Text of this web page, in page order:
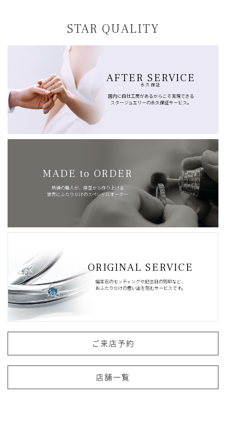
STAR QUALITY
AFTER SERVICE
永久保証
国内に自社工房があるからこそ実現できる
スタージュエリーの永久保証サービス。
MADE to ORDER
熟練の職人が、原型から作り上げる
世界にふたりだけのスペシャルオーダー
ORIGINAL SERVICE
誕生石のセッティングや記念日の刻印など、
おふたりだけの思い出を刻むサービスです。
ご来店予約
店舗一覧